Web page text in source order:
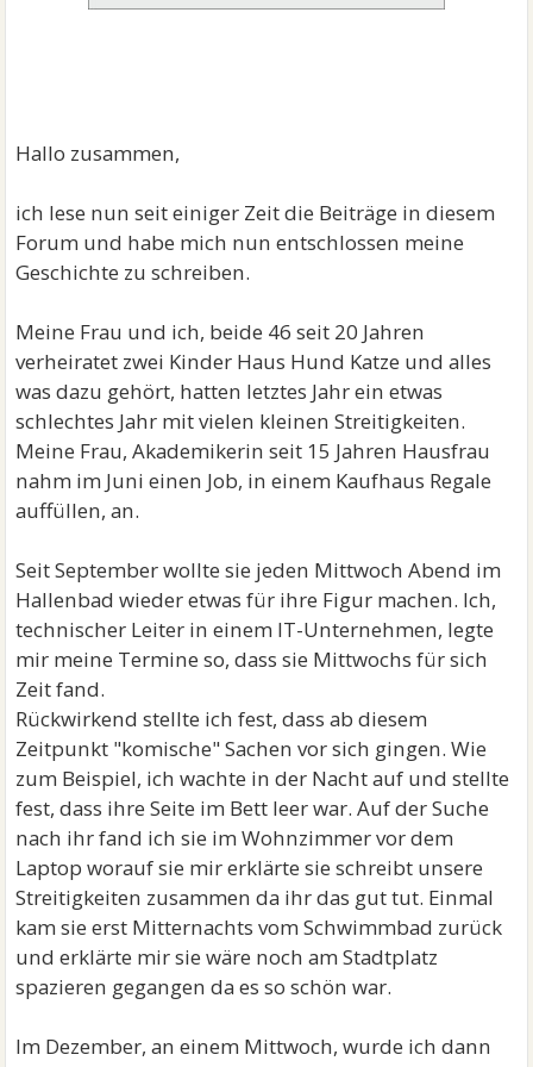
Hallo zusammen,
ich lese nun seit einiger Zeit die Beiträge in diesem
Forum und habe mich nun entschlossen meine
Geschichte zu schreiben.
Meine Frau und ich, beide 46 seit 20 Jahren
verheiratet zwei Kinder Haus Hund Katze und alles
was dazu gehört, hatten letztes Jahr ein etwas
schlechtes Jahr mit vielen kleinen Streitigkeiten.
Meine Frau, Akademikerin seit 15 Jahren Hausfrau
nahm im Juni einen Job, in einem Kaufhaus Regale
auffüllen, an.
Seit September wollte sie jeden Mittwoch Abend im
Hallenbad wieder etwas für ihre Figur machen. Ich,
technischer Leiter in einem IT-Unternehmen, legte
mir meine Termine so, dass sie Mittwochs für sich
Zeit fand.
Rückwirkend stellte ich fest, dass ab diesem
Zeitpunkt "komische" Sachen vor sich gingen. Wie
zum Beispiel, ich wachte in der Nacht auf und stellte
fest, dass ihre Seite im Bett leer war. Auf der Suche
nach ihr fand ich sie im Wohnzimmer vor dem
Laptop worauf sie mir erklärte sie schreibt unsere
Streitigkeiten zusammen da ihr das gut tut. Einmal
kam sie erst Mitternachts vom Schwimmbad zurück
und erklärte mir sie wäre noch am Stadtplatz
spazieren gegangen da es so schön war.
Im Dezember, an einem Mittwoch, wurde ich dann